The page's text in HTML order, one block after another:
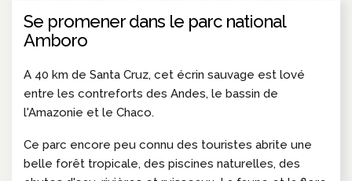
Se promener dans le parc national
Amboro
A 40 km de Santa Cruz, cet écrin sauvage est lové
entre les contreforts des Andes, le bassin de
l'Amazonie et le Chaco.
Ce parc encore peu connu des touristes abrite une
belle forêt tropicale, des piscines naturelles, des